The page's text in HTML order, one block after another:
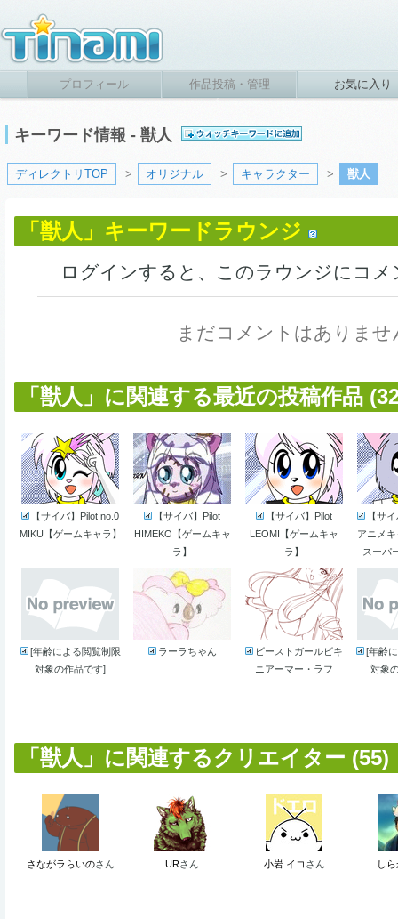
プロフィール 作品投稿・管理 お気に入り
キーワード情報 - 獣人
ディレクトリTOP > オリジナル > キャラクター > 獣人
「獣人」キーワードラウンジ
ログインすると、このラウンジにコ
まだコメントはありませ
「獣人」に関連する最近の投稿作品
【サイバ】Pilot no.0
MIKU【ゲームキャラ】
【サイバ】Pilot
HIMEKO【ゲームキャ
ラ】
【サイバ】Pilot
LEOMI【ゲームキャ
ラ】
【サ
アニメ
スーパ
[年齢による閲覧制限
対象の作品です]
ラーラちゃん
ビーストガールビキ
ニアーマー・ラフ
[年齢
対象
「獣人」に関連するクリエイター (55)
さながラらいのさん URさん 小岩 イコ さん し